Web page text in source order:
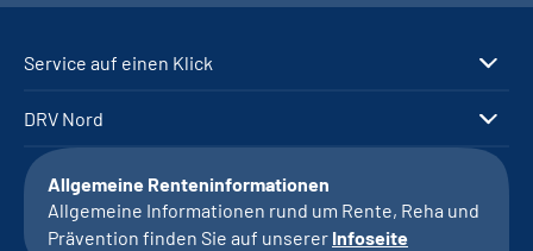
Service auf einen Klick
DRV Nord
Allgemeine Renteninformationen
Allgemeine Informationen rund um Rente, Reha und
Prävention finden Sie auf unserer Infoseite